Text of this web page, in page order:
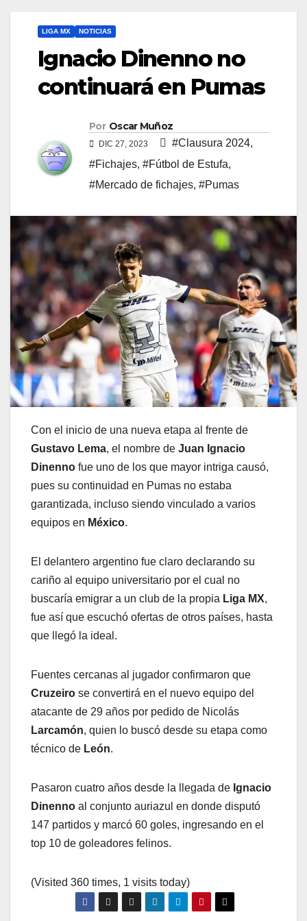
LIGA MX NOTICIAS
Ignacio Dinenno no
continuará en Pumas
Por Oscar Muñoz
DIC 27, 2023 #Clausura 2024,
#Fichajes, #Fútbol de Estufa,
#Mercado de fichajes, #Pumas
Con el inicio de una nueva etapa al frente de
Gustavo Lema, el nombre de Juan Ignacio
Dinenno fue uno de los que mayor intriga causó,
pues su continuidad en Pumas no estaba
garantizada, incluso siendo vinculado a varios
equipos en México.
El delantero argentino fue claro declarando su
cariño al equipo universitario por el cual no
buscaría emigrar a un club de la propia Liga MX,
fue así que escuchó ofertas de otros países, hasta
que llegó la ideal.
Fuentes cercanas al jugador confirmaron que
Cruzeiro se convertirá en el nuevo equipo del
atacante de 29 años por pedido de Nicolás
Larcamón, quien lo buscó desde su etapa como
técnico de León.
Pasaron cuatro años desde la llegada de Ignacio
Dinenno al conjunto auriazul en donde disputó
147 partidos y marcó 60 goles, ingresando en el
top 10 de goleadores felinos.
(Visited 360 times, 1 visits today)